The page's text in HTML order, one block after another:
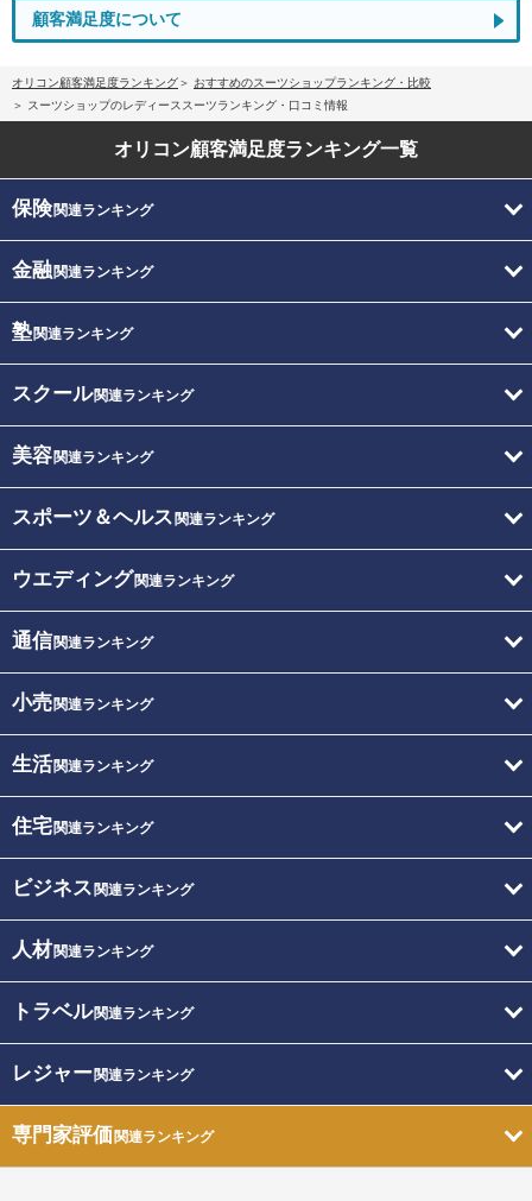
顧客満足度について
オリコン顧客満足度ランキング
おすすめのスーツショップランキング・比較
スーツショップのレディーススーツランキング・口コミ情報
オリコン顧客満足度ランキング一覧
保険関連ランキング
金融関連ランキング
塾関連ランキング
スクール関連ランキング
美容関連ランキング
スポーツ＆ヘルス 関連ランキング
ウエディング関連ランキング
通信関連ランキング
小売関連ランキング
生活関連ランキング
住宅関連ランキング
ビジネス 関連ランキング
人材関連ランキング
トラベル関連ランキング
レジャー関連ランキング
専門家評価関連ランキング